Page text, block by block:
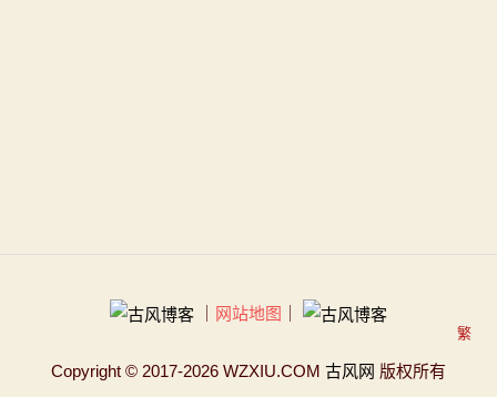
网站地图
Copyright © 2017-2026 WZXIU.COM 古风网 版权所有
繁